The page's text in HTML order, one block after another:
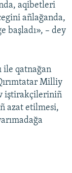
aqibetleri
añlağanda,
başladı», – dey
ile qatnağan
Milliy
iştirakçileriniñ
azat etilmesi,